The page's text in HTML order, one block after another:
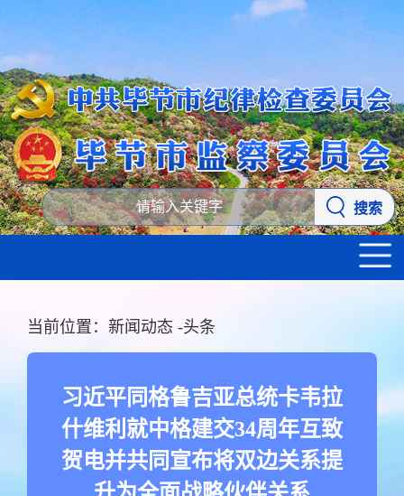
搜索
当前位置： 新闻动态 -头条
习近平同格鲁吉亚总统卡韦拉
什维利就中格建交34周年互致
贺电并共同宣布将双边关系提